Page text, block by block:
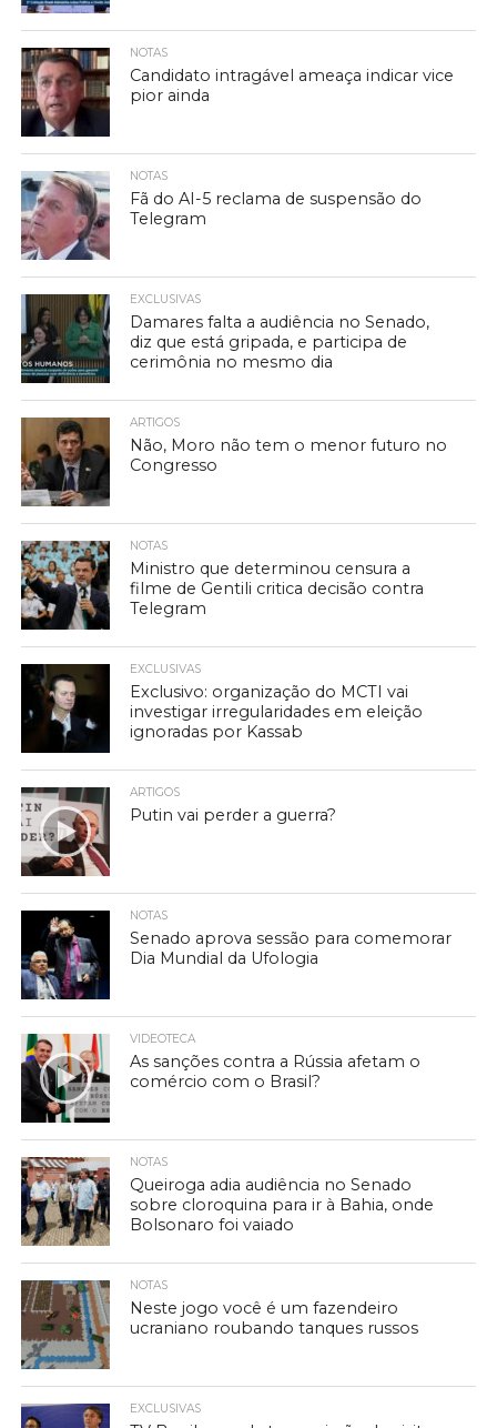
NOTAS
Candidato intragável ameaça indicar vice
pior ainda
NOTAS
Fã do AI-5 reclama de suspensão do
Telegram
EXCLUSIVAS
Damares falta a audiência no Senado,
diz que está gripada, e participa de
cerimônia no mesmo dia
ARTIGOS
Não, Moro não tem o menor futuro no
Congresso
NOTAS
Ministro que determinou censura a
filme de Gentili critica decisão contra
Telegram
EXCLUSIVAS
Exclusivo: organização do MCTI vai
investigar irregularidades em eleição
ignoradas por Kassab
ARTIGOS
Putin vai perder a guerra?
NOTAS
Senado aprova sessão para comemorar
Dia Mundial da Ufologia
VIDEOTECA
As sanções contra a Rússia afetam o
comércio com o Brasil?
NOTAS
Queiroga adia audiência no Senado
sobre cloroquina para ir à Bahia, onde
Bolsonaro foi vaiado
NOTAS
Neste jogo você é um fazendeiro
ucraniano roubando tanques russos
EXCLUSIVAS